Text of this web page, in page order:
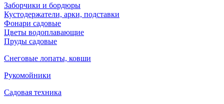
Заборчики и бордюры
Кустодержатели, арки, подставки
Фонари садовые
Цветы водоплавающие
Пруды садовые
Снеговые лопаты, ковши
Рукомойники
Садовая техника